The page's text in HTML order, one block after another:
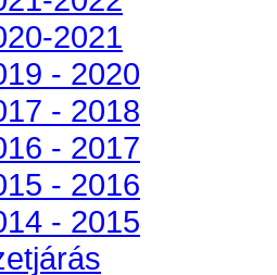
2021
- 2020
- 2018
- 2017
- 2016
- 2015